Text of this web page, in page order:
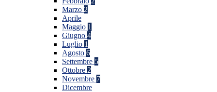
Marzo 2
Aprile
Maggio 1
Giugno 4
Luglio 1
Agosto 6
Settembre 5
Ottobre 2
Novembre 7
Dicembre